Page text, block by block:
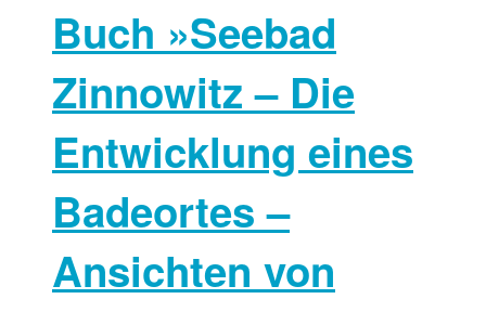
Buch »Seebad
Zinnowitz – Die
Entwicklung eines
Badeortes –
Ansichten von